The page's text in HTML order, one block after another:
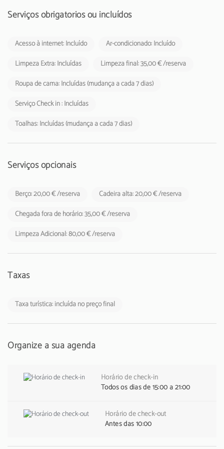
Serviços obrigatórios ou incluídos
Acesso à internet: Incluído
Ar-condicionado: Incluído
Limpeza Extra: Incluídas
Limpeza final: 35,00 € /reserva
Roupa de cama: Incluídas (mudança a cada 7 dias)
Serviço Check in : Incluídas
Toalhas: Incluídas (mudança a cada 7 dias)
Serviços opcionais
Berço: 20,00 € /reserva
Cadeira alta: 20,00 € /reserva
Chegada fora de horário: 35,00 € /reserva
Limpeza Adicional: 80,00 € /reserva
Taxas
Taxa turística: incluída no preço final
Organize a sua agenda
Horário de check-in
Todos os dias de 15:00 a 21:00
Horário de check-out
Antes das 10:00